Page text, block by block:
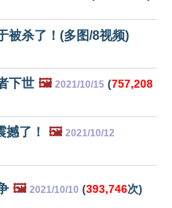
被杀了！(多图/8视频)
下世 🖼️ 2021/10/15 (757,208
了！ 🖼️ 2021/10/12
🖼️ 2021/10/10 (393,746次)